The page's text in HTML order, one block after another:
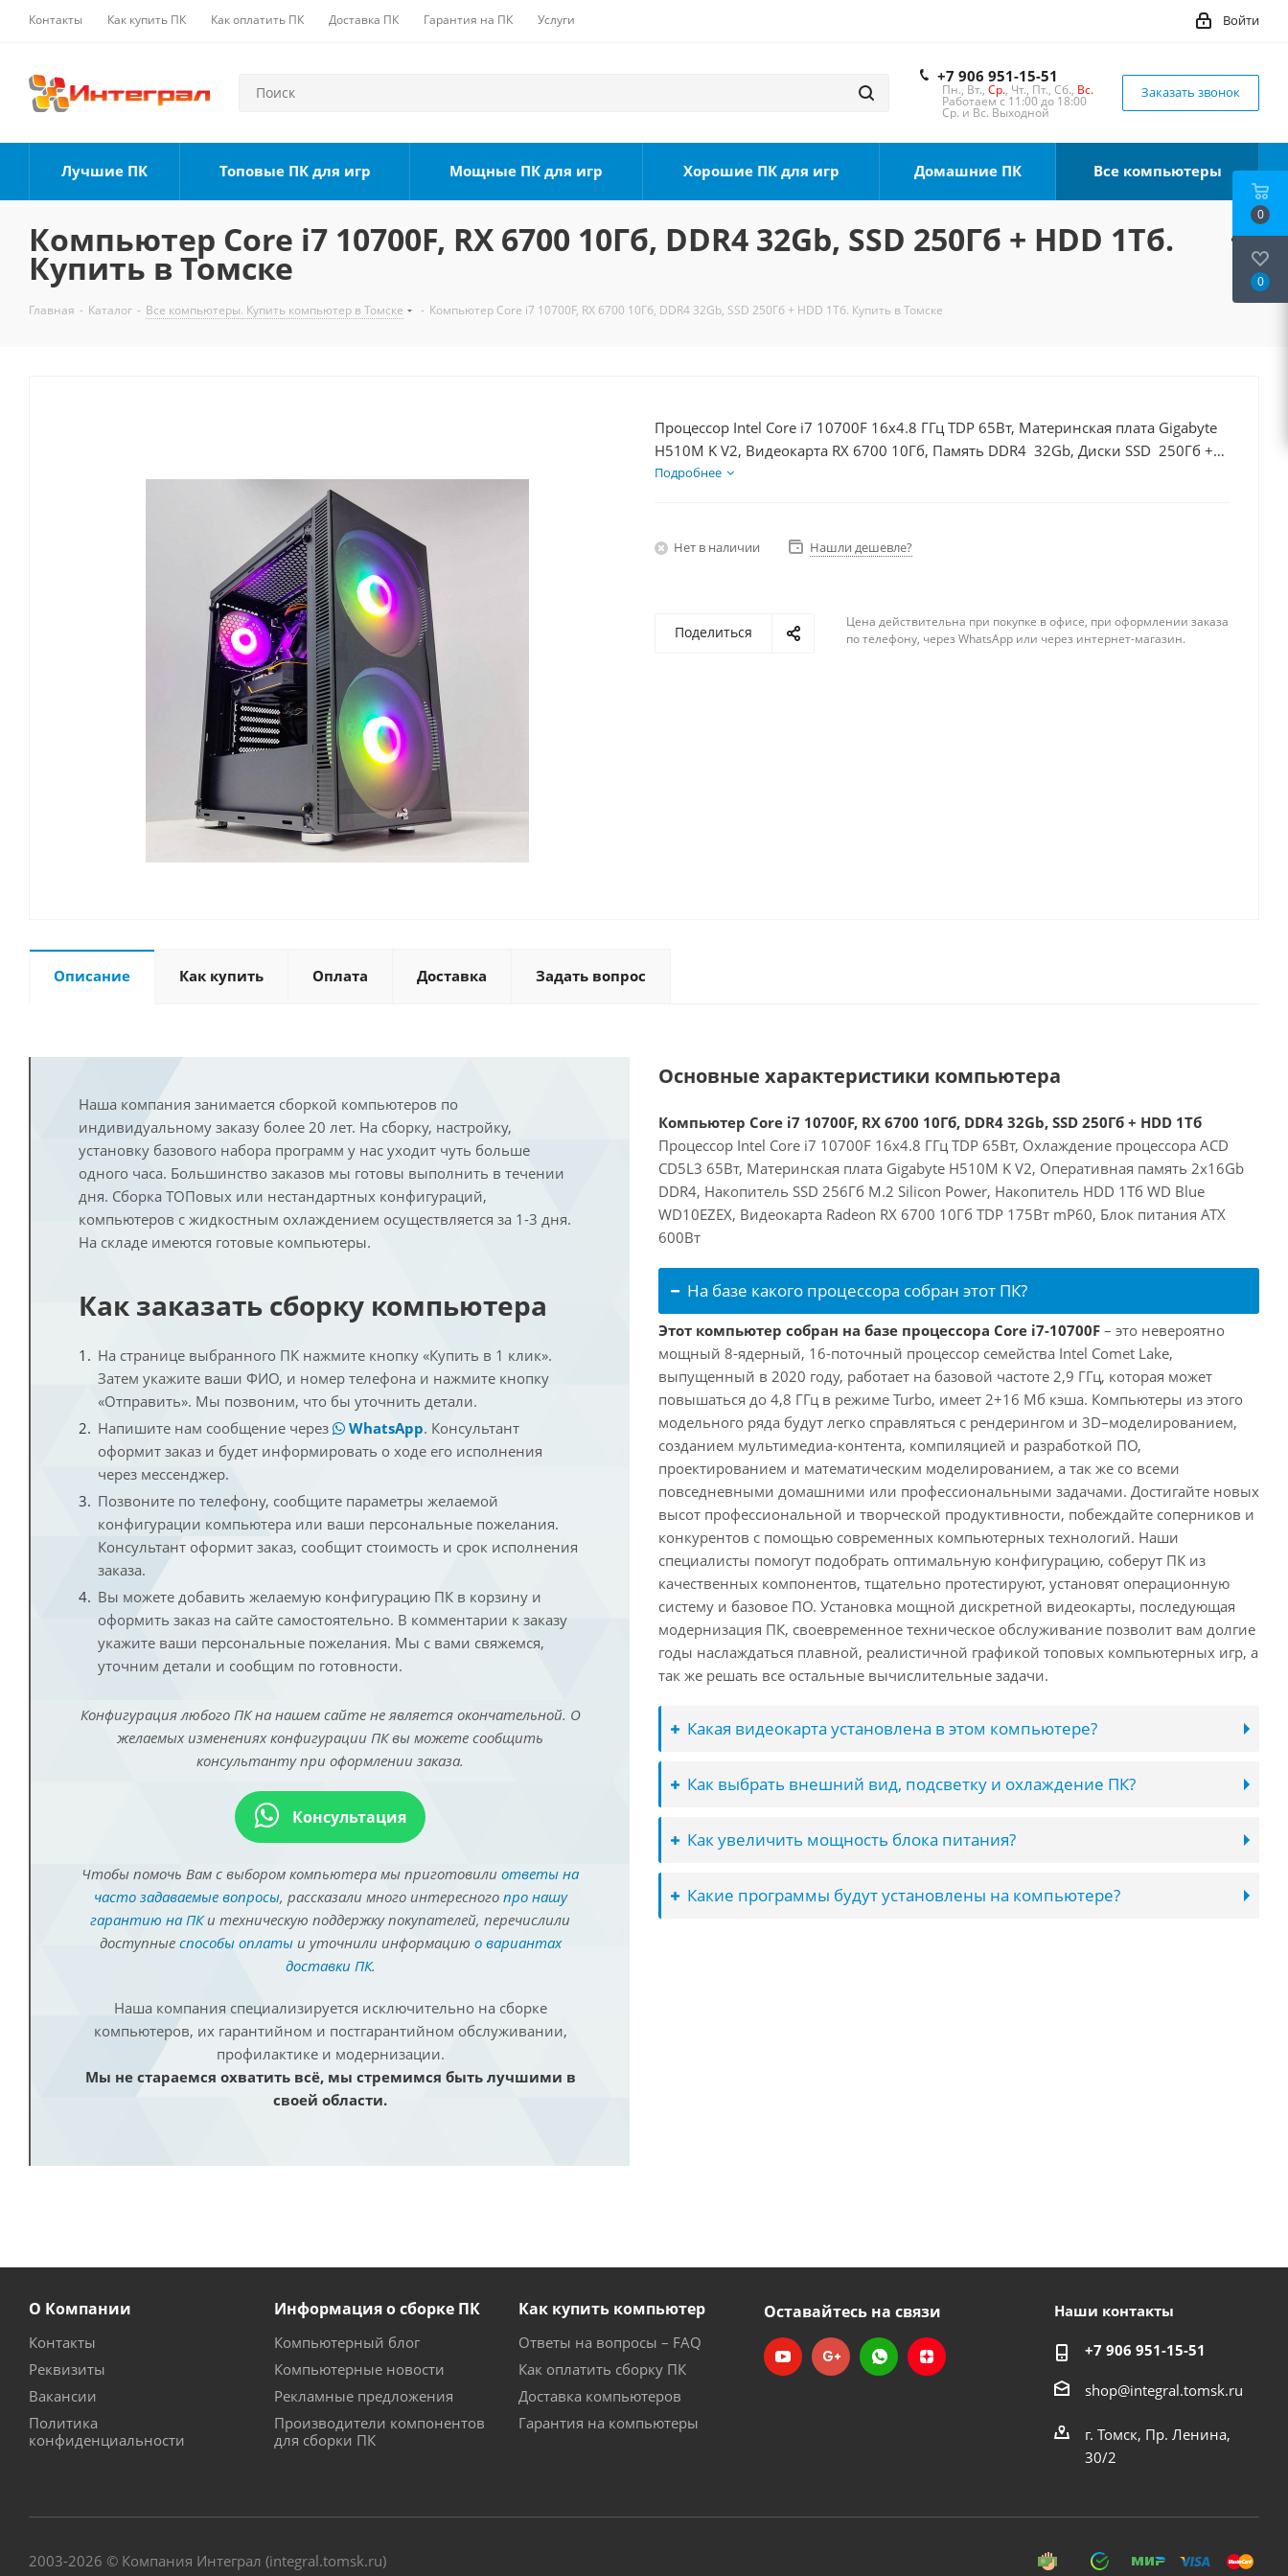
Контакты Как купить ПК Как оплатить ПК Доставка ПК Гарантия на ПК Услуги Войти
+7 906 951-15-51
Пн., Вт., Ср., Чт., Пт., Сб., Вс.
Работаем с 11:00 до 18:00
Ср. и Вс. Выходной
Заказать звонок
Лучшие ПК Топовые ПК для игр Мощные ПК для игр Хорошие ПК для игр Домашние ПК Все компьютеры
Компьютер Core i7 10700F, RX 6700 10Гб, DDR4 32Gb, SSD 250Гб + HDD 1Тб.
Купить в Томске
Главная - Каталог - Все компьютеры. Купить компьютер в Томске - Компьютер Core i7 10700F, RX 6700 10Гб, DDR4 32Gb, SSD 250Гб + HDD 1Тб. Купить в Томске
Процессор Intel Core i7 10700F 16x4.8 ГГц TDP 65Вт, Материнская плата Gigabyte
H510M K V2, Видеокарта RX 6700 10Гб, Память DDR4 32Gb, Диски SSD 250Гб +
HDD 1Тб, БП 600Вт
Подробнее
Нет в наличии Нашли дешевле?
Поделиться
Цена действительна при покупке в офисе, при оформлении заказа
по телефону, через WhatsApp или через интернет-магазин.
Описание Как купить Оплата Доставка Задать вопрос
Наша компания занимается сборкой компьютеров по
индивидуальному заказу более 20 лет. На сборку, настройку,
установку базового набора программ у нас уходит чуть больше
одного часа. Большинство заказов мы готовы выполнить в течении
дня. Сборка ТОПовых или нестандартных конфигураций,
компьютеров с жидкостным охлаждением осуществляется за 1-3 дня.
На складе имеются готовые компьютеры.
Как заказать сборку компьютера
На странице выбранного ПК нажмите кнопку «Купить в 1 клик».
Затем укажите ваши ФИО, и номер телефона и нажмите кнопку
«Отправить». Мы позвоним, что бы уточнить детали.
Напишите нам сообщение через
WhatsApp. Консультант
оформит заказ и будет информировать о ходе его исполнения
через мессенджер.
Позвоните по телефону, сообщите параметры желаемой
конфигурации компьютера или ваши персональные пожелания.
Консультант оформит заказ, сообщит стоимость и срок исполнения
заказа.
Вы можете добавить желаемую конфигурацию ПК в корзину и
оформить заказ на сайте самостоятельно. В комментарии к заказу
укажите ваши персональные пожелания. Мы с вами свяжемся,
уточним детали и сообщим по готовности.
Конфигурация любого ПК на нашем сайте не является окончательной. О
желаемых изменениях конфигурации ПК вы можете сообщить
консультанту при оформлении заказа.
Консультация
Чтобы помочь Вам с выбором компьютера мы приготовили ответы на
часто задаваемые вопросы, рассказали много интересного про нашу
гарантию на ПКи техническую поддержку покупателей, перечислили
доступные способы оплатыи уточнили информацию о вариантах
доставки ПК.
Наша компания специализируется исключительно на сборке
компьютеров, их гарантийном и постгарантийном обслуживании,
профилактике и модернизации.
Мы не стараемся охватить всё, мы стремимся быть лучшими в
своей области.
Основные характеристики компьютера
Компьютер Core i7 10700F, RX 6700 10Гб, DDR4 32Gb, SSD 250Гб + HDD 1Тб
Процессор Intel Core i7 10700F 16x4.8 ГГц TDP 65Вт, Охлаждение процессора ACD
CD5L3 65Вт, Материнская плата Gigabyte H510M K V2, Оперативная память 2x16Gb
DDR4, Накопитель SSD 256Гб M.2 Silicon Power, Накопитель HDD 1Тб WD Blue
WD10EZEX, Видеокарта Radeon RX 6700 10Гб TDP 175Вт mP60, Блок питания ATX
600Вт
На базе какого процессора собран этот ПК?
Этот компьютер собран на базе процессора Core i7-10700F – это невероятно
мощный 8-ядерный, 16-поточный процессор семейства Intel Comet Lake,
выпущенный в 2020 году, работает на базовой частоте 2,9 ГГц, которая может
повышаться до 4,8 ГГц в режиме Turbo, имеет 2+16 Мб кэша. Компьютеры из этого
модельного ряда будут легко справляться с рендерингом и 3D–моделированием,
созданием мультимедиа-контента, компиляцией и разработкой ПО,
проектированием и математическим моделированием, а так же со всеми
повседневными домашними или профессиональными задачами. Достигайте новых
высот профессиональной и творческой продуктивности, побеждайте соперников и
конкурентов с помощью современных компьютерных технологий. Наши
специалисты помогут подобрать оптимальную конфигурацию, соберут ПК из
качественных компонентов, тщательно протестируют, установят операционную
систему и базовое ПО. Установка мощной дискретной видеокарты, последующая
модернизация ПК, своевременное техническое обслуживание позволит вам долгие
годы наслаждаться плавной, реалистичной графикой топовых компьютерных игр, а
так же решать все остальные вычислительные задачи.
Какая видеокарта установлена в этом компьютере?
Как выбрать внешний вид, подсветку и охлаждение ПК?
Как увеличить мощность блока питания?
Какие программы будут установлены на компьютере?
О Компании
Контакты
Реквизиты
Вакансии
Политика
конфиденциальности
Информация о сборке ПК
Компьютерный блог
Компьютерные новости
Рекламные предложения
Производители компонентов
для сборки ПК
Как купить компьютер
Ответы на вопросы – FAQ
Как оплатить сборку ПК
Доставка компьютеров
Гарантия на компьютеры
Оставайтесь на связи Наши контакты
+7 906 951-15-51
shop@integral.tomsk.ru
г. Томск, Пр. Ленина,
30/2
2003-2026 © Компания Интеграл (integral.tomsk.ru)
0
0